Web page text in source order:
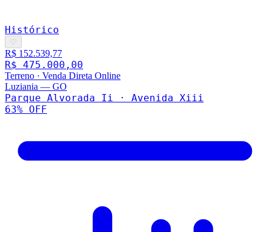
Histórico
♡
R$ 152.539,77
R$ 475.000,00
Terreno · Venda Direta Online
Luziania — GO
Parque Alvorada Ii · Avenida Xiii
63% OFF